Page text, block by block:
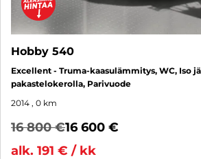
Hobby 540
Excellent - Truma-kaasulämmitys, WC, Iso
pakastelokerolla, Parivuode
2014 , 0 km
16 800 €16 600 €
alk. 191 € / kk